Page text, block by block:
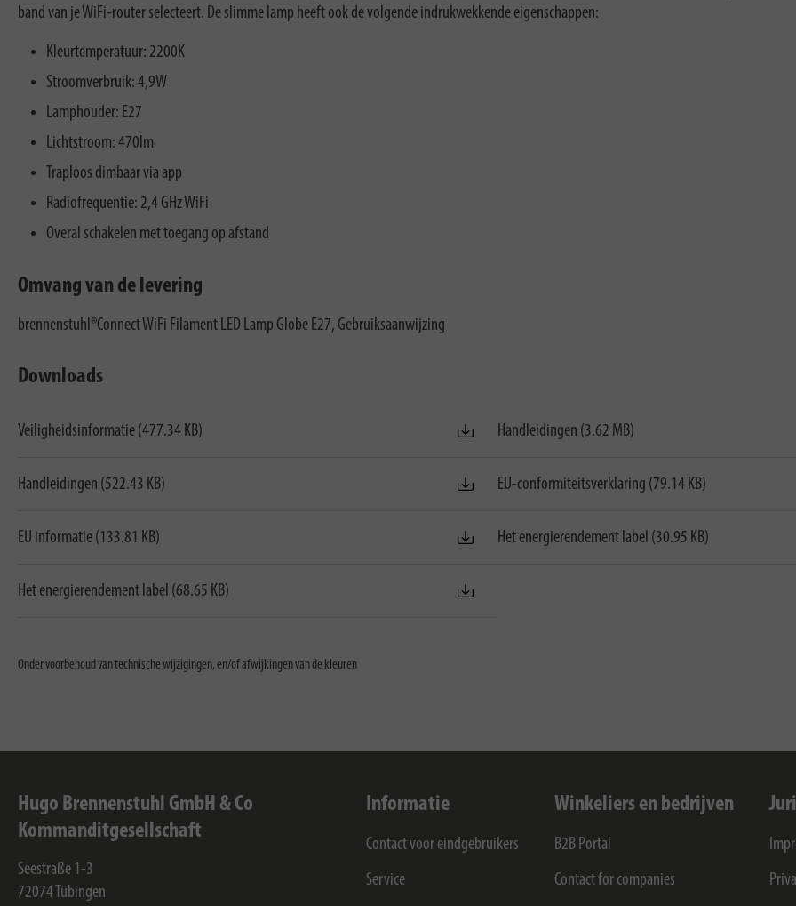
band van je WiFi-router selecteert. De slimme lamp heeft ook de volgende indrukwekkende eigenschappen:
Kleurtemperatuur: 2200K
Stroomverbruik: 4,9W
Lamphouder: E27
Lichtstroom: 470lm
Traploos dimbaar via app
Radiofrequentie: 2,4 GHz WiFi
Overal schakelen met toegang op afstand
Omvang van de levering
brennenstuhl®Connect WiFi Filament LED Lamp Globe E27, Gebruiksaanwijzing
Downloads
Veiligheidsinformatie (477.34 KB) Handleidingen (3.62 MB)
Handleidingen (522.43 KB) EU-conformiteitsverklaring (79.14 KB)
EU informatie (133.81 KB) Het energierendement label (30.95 KB)
Het energierendement label (68.65 KB)
Onder voorbehoud van technische wijzigingen, en/of afwijkingen van de kleuren
Hugo Brennenstuhl GmbH & Co
Kommanditgesellschaft
Seestraße 1-3
72074 Tübingen
Informatie
Contact voor eindgebruikers
Service
Winkeliers en bedrijven
B2B Portal
Contact for companies